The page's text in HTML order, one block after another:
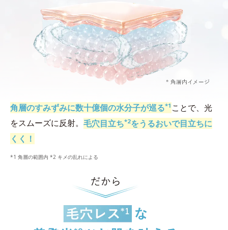
角層のすみずみに数十億個の水分子が巡る*1 ことで、光
をスムーズに反射。 毛穴目立ち*2をうるおいで目立ちに
くく！
*1 角層の範囲内 *2 キメの乱れによる